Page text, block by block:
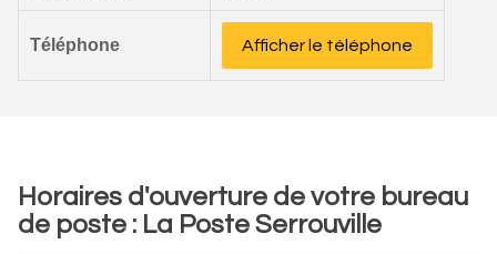
Téléphone Afficher le téléphone
Horaires d'ouverture de votre bureau
de poste : La Poste Serrouville